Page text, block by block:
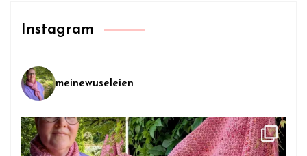
Instagram
meinewuseleien